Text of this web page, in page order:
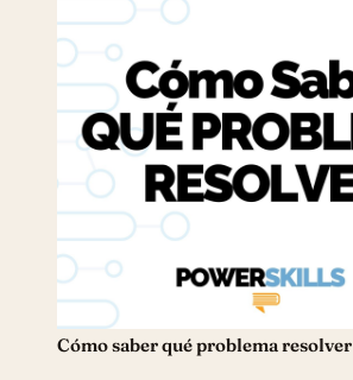
Cómo saber qué problema resolver